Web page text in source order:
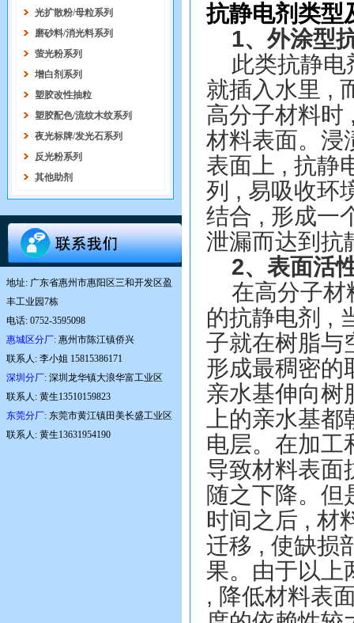
光扩散粉/母粒系列
磨砂料/消光料系列
萤光粉系列
增白剂系列
塑胶改性抽粒
塑胶配色/流纹木纹系列
夜光标牌/发光石系列
反光粉系列
其他助剂
地址: 广东省惠州市惠阳区三和开发区盈
丰工业园7栋
电话: 0752-3595098
惠城区分厂: 惠州市陈江镇侨兴
联系人: 李小姐 15815386171
深圳分厂: 深圳龙华镇大浪华富工业区
联系人: 黄生13510159823
东莞分厂: 东莞市黄江镇田美长盛工业区
联系人: 黄生13631954190
抗静电剂类型
1、外涂型
此类抗静电
就插入水里 ,
高分子材料时
材料表面。浸
表面上 , 抗静
列 , 易吸收环
结合 , 形成一
泄漏而达到抗
2、表面活
在高分子材
的抗静电剂 ,
子就在树脂与
形成最稠密的
亲水基伸向树
上的亲水基
电层。在加工
导致材料表面
随之下降。但
时间之后 , 材
迁移 , 使缺损
果。由于以上
, 降低材料表